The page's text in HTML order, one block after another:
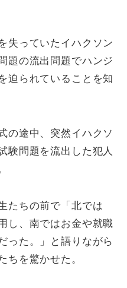
失っていたイハクソン
題の流出問題でハンジ
迫られていることを知
の途中、突然イハクソ
験問題を流出した犯人
たちの前で「北では
し、南ではお金や就職
った。」と語りながら
ちを驚かせた。